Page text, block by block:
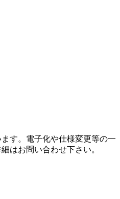
す。電子化や仕様変更等の一
はお問い合わせ下さい。